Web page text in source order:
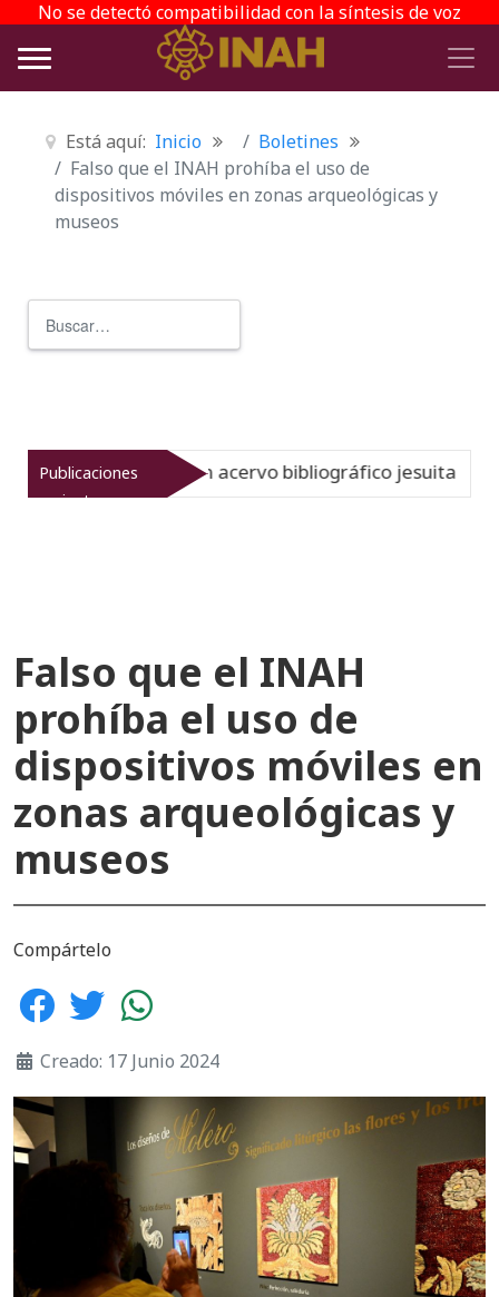
No se detectó compatibilidad con la síntesis de voz
Está aquí: Inicio
Boletines
Falso que el INAH prohíba el uso de
dispositivos móviles en zonas arqueológicas y
museos
Publicaciones
recientes
del gran acervo bibliográfico jesuita Nuevo
Falso que el INAH
prohíba el uso de
dispositivos móviles en
zonas arqueológicas y
museos
Compártelo
Creado: 17 Junio 2024